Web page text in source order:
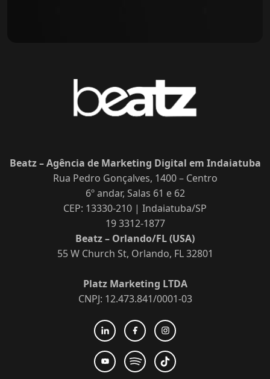
Beatz – Agência de Marketing Digital em Indaiatuba
Rua Pedro Gonçalves, 1400 – Centro
6º andar, Salas 61 e 62
CEP: 13330-210 | Indaiatuba/SP
19 3312-1877
Beatz – Orlando/FL (USA)
55 W Church St, Orlando, FL 32801
Platz Marketing LTDA
CNPJ: 12.473.841/0001-03